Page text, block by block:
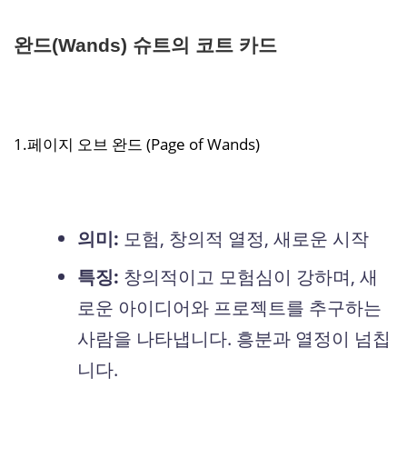
완드(Wands) 슈트의 코트 카드
1.페이지 오브 완드 (Page of Wands)
의미: 모험, 창의적 열정, 새로운 시작
특징: 창의적이고 모험심이 강하며, 새
로운 아이디어와 프로젝트를 추구하는
사람을 나타냅니다. 흥분과 열정이 넘칩
니다.